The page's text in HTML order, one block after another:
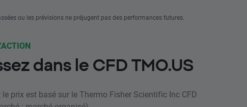
ou les prévisions ne préjugent pas des performances futures.
dans le CFD TMO.US
prix est basé sur le Thermo Fisher Scientific Inc CFD